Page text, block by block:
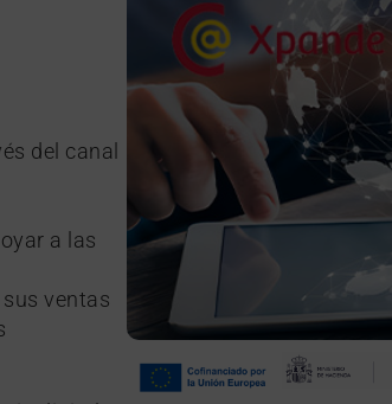
del canal
a las
ventas